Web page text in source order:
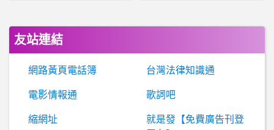
希
洽- 急，hololive餅卡是什麼 急，hololive餅卡是什麼
女
人話題- 洗衣服用品的使用習慣是不是跟年紀有關係
任
天堂Switch- XB3 結局疑問（雷） XB3 結局疑問（雷）
友站連結
網路黃頁電話簿 台灣法律知識通
電影情報通 歌詞吧
縮網址
就是發【免費廣告刊登